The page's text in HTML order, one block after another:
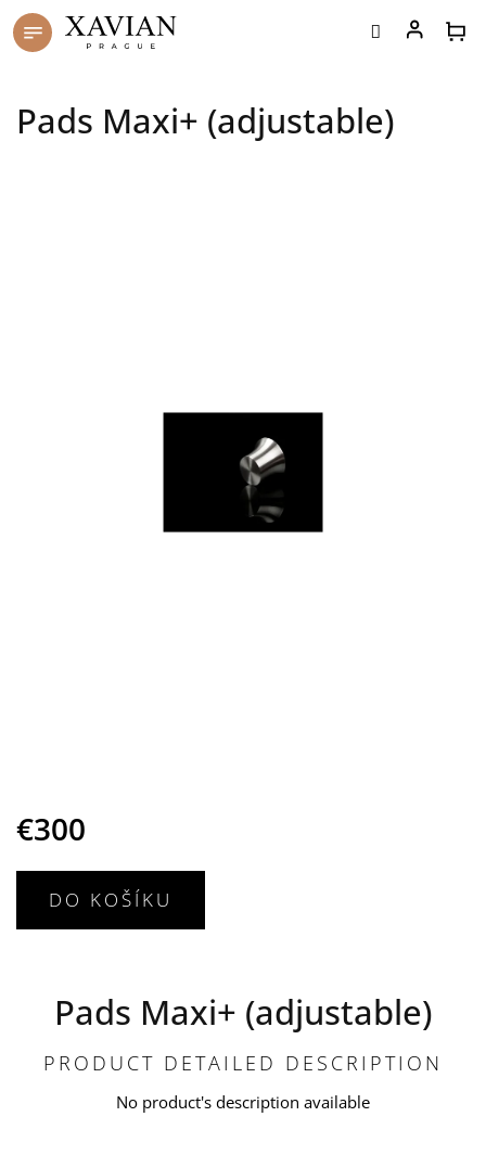
Skip
Pads Maxi+ (adjustable)
€300
DO KOŠÍKU
Pads Maxi+ (adjustable)
PRODUCT DETAILED DESCRIPTION
No product's description available